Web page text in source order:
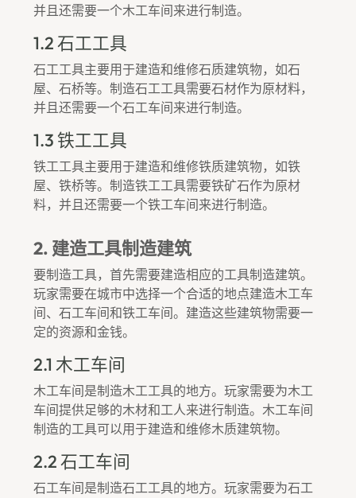
并且还需要一个木工车间来进行制造。
1.2 石工工具
石工工具主要用于建造和维修石质建筑物，如石
屋、石桥等。制造石工工具需要石材作为原材料，
并且还需要一个石工车间来进行制造。
1.3 铁工工具
铁工工具主要用于建造和维修铁质建筑物，如铁
屋、铁桥等。制造铁工工具需要铁矿石作为原材
料，并且还需要一个铁工车间来进行制造。
2. 建造工具制造建筑
要制造工具，首先需要建造相应的工具制造建筑。
玩家需要在城市中选择一个合适的地点建造木工车
间、石工车间和铁工车间。建造这些建筑物需要一
定的资源和金钱。
2.1 木工车间
木工车间是制造木工工具的地方。玩家需要为木工
车间提供足够的木材和工人来进行制造。木工车间
制造的工具可以用于建造和维修木质建筑物。
2.2 石工车间
石工车间是制造石工工具的地方。玩家需要为石工